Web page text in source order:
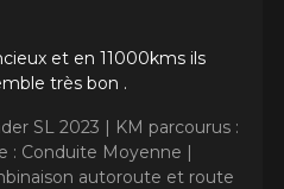
et en 11000kms ils
très bon .
SL 2023 | KM parcourus :
: Conduite Moyenne |
autoroute et route